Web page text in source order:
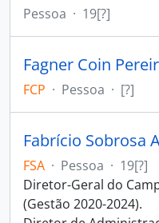
Pessoa · 19[?]
Fagner Coin
FCP · Pessoa · [?]
Fabrício Sobrosa
FSA · Pessoa · 19[?]
Diretor-Geral do
(Gestão 2020-2024).